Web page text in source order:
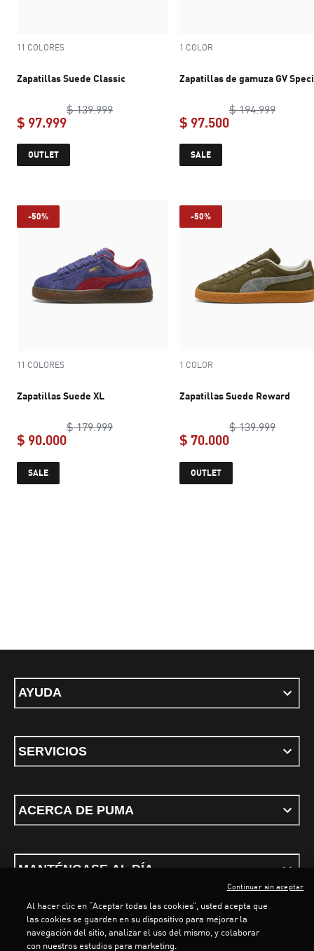
11 COLORES
Zapatillas Suede Classic
$ 139.999original price $ 139.999
$ 97.999
OUTLET
1 COLOR
Zapatillas de gamuza GV
$ 194.999original
$ 97.500
SALE
-50%
11 COLORES
Zapatillas Suede XL
$ 179.999original price $ 179.999
$ 90.000
SALE
-50%
1 COLOR
Zapatillas Suede Reward
$ 139.999original
$ 70.000
OUTLET
AYUDA
SERVICIOS
ACERCA DE PUMA
MANTÉNGASE AL DÍA
Términos y CondicionesPolítica de privacidad
Al hacer clic en “Aceptar todas las cookies”, usted acepta que
las cookies se guarden en su dispositivo para mejorar la
navegación del sitio, analizar el uso del mismo, y colaborar
con nuestros estudios para marketing.
Continuar sin aceptar